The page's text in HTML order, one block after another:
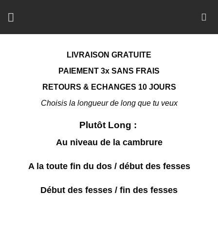
LIVRAISON GRATUITE
PAIEMENT 3x SANS FRAIS
RETOURS & ECHANGES 10 JOURS
Choisis la longueur de long que tu veux
Plutôt Long :
Au niveau de la cambrure
A la toute fin du dos / début des fesses
Début des fesses / fin des fesses